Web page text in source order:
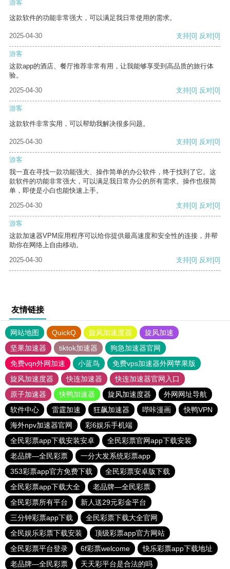
游客
这款软件的功能非常强大，可以满足我日常使用的需求。
2025-04-30 支持[0] 反对[0]
游客
这款app的酒店、餐厅推荐非常有用，让我能够享受到高品质的旅行体
验。
2025-04-30
支持[0] 反对[0]
游客
这款软件非常实用，可以帮助我解决很多问题。
2025-04-30 支持[0] 反对[0]
游客
我一直在寻找一款功能强大、操作简单的办公软件，终于找到了它。这
款软件的功能非常强大，可以满足我日常办公的所有需求。操作也很简
单，即使是小白也能快速上手。
2025-04-30
支持[0] 反对[0]
游客
这款加速器VPM应用程序可以给你提供最高速度和安全性的连接，并帮
助你在网络上自由移动。
2025-04-30
支持[0] 反对[0]
友情链接
网站地图 QuickQ 旋风加速度器
旋风加速
坚果加速器
tiktok加速器
狗急加速器官网
免费vqn外网加速
小蓝鸟
免费vps加速器外网苹果版
旋风加速度器
快连加速器
快连加速器官网入口
原子加速器
快鸭加速器 旋风加速度器
外网网址导航
软件中心
雷霆加速 狂飙加速器 哔咔漫画
快鸭VPN
海外npv加速器官网
彩6娱乐手机端
全民彩票app下载安装安卓
全民彩票官网app下载安装
老品牌—全民彩票
一分大发系统彩票app
353彩票app官方免费下载
全民彩票安卓版下载
全民彩票app下载大全
老品牌—全民彩票
全民彩票所有平台
新人送29元彩金平台
三分钟彩票app下载
全民彩票下载大全官网
全民娱乐彩票下载安装
顶级彩票app官方网站
全民彩票平台登录
6f彩票welcome
快乐彩票app下载地址
老品牌—全民彩票
天天彩平台是合法的吗